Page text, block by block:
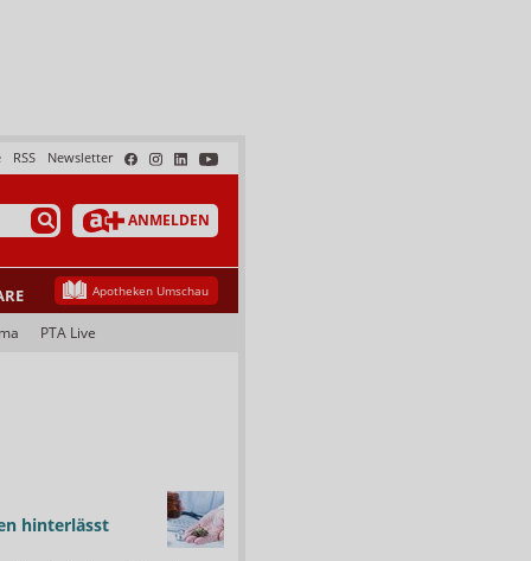
Newsletter
RSS
ANMELDEN
Apotheken Umschau
PTA Live
hinterlässt